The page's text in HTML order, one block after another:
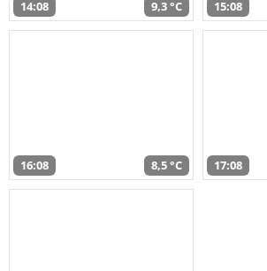
14:08 9,3 °C 15:08
16:08 8,5 °C 17:08